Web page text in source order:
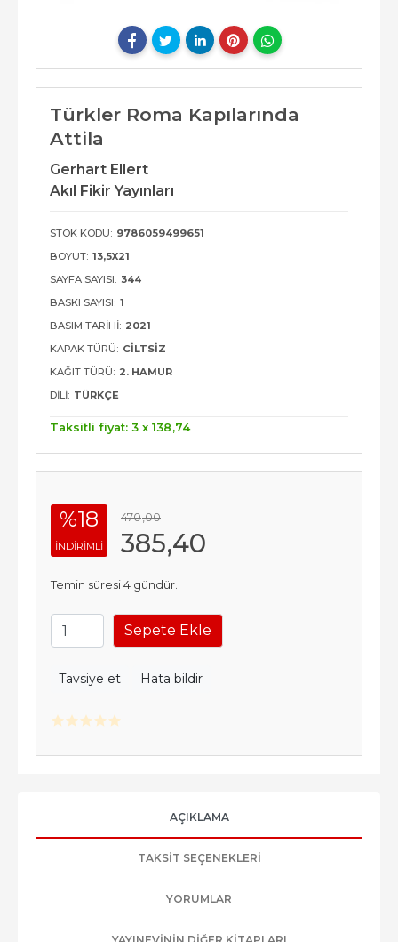
Türkler Roma Kapılarında
Attila
Gerhart Ellert
Akıl Fikir Yayınları
STOK KODU: 9786059499651
BOYUT: 13,5X21
SAYFA SAYISI: 344
BASKI SAYISI: 1
BASIM TARIHI: 2021
KAPAK TÜRÜ: CILTSIZ
KAĞIT TÜRÜ: 2. HAMUR
DILI: TÜRKÇE
Taksitli fiyat: 3 x 138 ,74
%18
INDIRIMLI
470,00
385,40
Temin süresi 4 gündür.
Sepete Ekle
Tavsiye et Hata bildir
AÇIKLAMA
TAKSIT SEÇENEKLERI
YORUMLAR